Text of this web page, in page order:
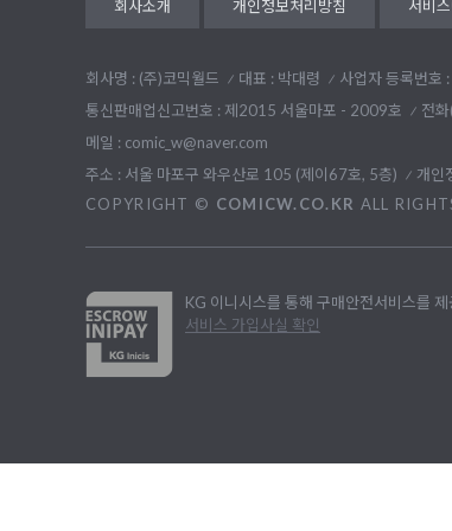
회사소개 개인정보처리방침 서비
회사명 : (주)코믹월드 대표 : 박대령
사업자 등록번
통신판매업신고번호 : 제2015 서울마포 - 2009호
전
메일 : comic_w@naver.com
주소 : 서울 마포구 와우산로 105 (제이67호, 5층)
개인
COPYRIGHT © COMICW.CO.KR ALL
KG 이니시스를 통해 구매안전서비스를 제
서비스 가입사실 확인